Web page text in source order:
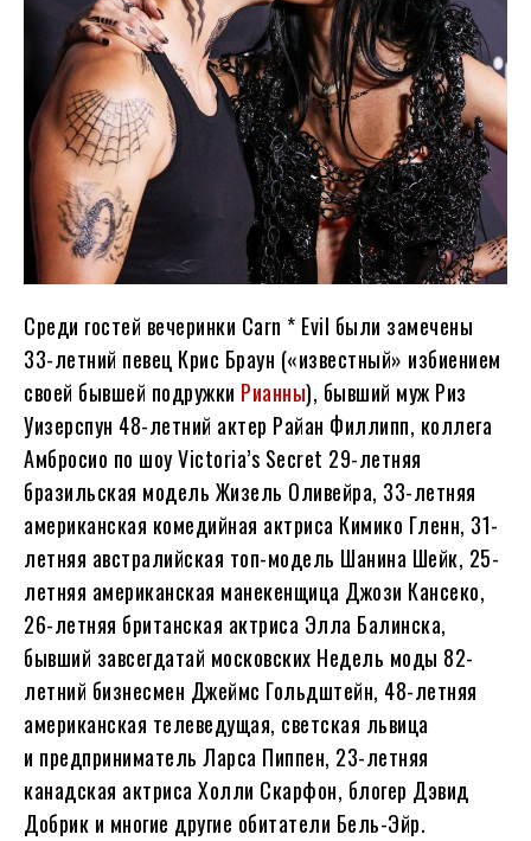
Среди гостей вечеринки Carn * Evil были замечены
33-летний певец Крис Браун («известный» избиением
своей бывшей подружки Рианны), бывший муж Риз
Уизерспун 48-летний актер Райан Филлипп, коллега
Амбросио по шоу Victoria’s Secret 29-летняя
бразильская модель Жизель Оливейра, 33-летняя
американская комедийная актриса Кимико Гленн, 31-
летняя австралийская топ-модель Шанина Шейк, 25-
летняя американская манекенщица Джози Кансеко,
26-летняя британская актриса Элла Балинска,
бывший завсегдатай московских Недель моды 82-
летний бизнесмен Джеймс Гольдштейн, 48-летняя
американская телеведущая, светская львица
и предприниматель Ларса Пиппен, 23-летняя
канадская актриса Холли Скарфон, блогер Дэвид
Добрик и многие другие обитатели Бель-Эйр.